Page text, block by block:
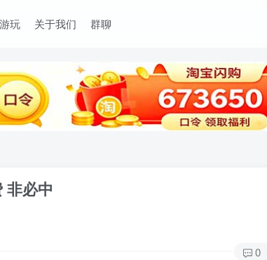
玩 关于我们 群聊
非必中
0